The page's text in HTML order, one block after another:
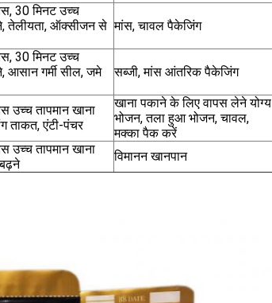
30 मिनट उच्च
तेलीयता, ऑक्सीजन से मांस, चावल पैकेजिंग
30 मिनट उच्च
आसान गर्मी सील, जमे
सब्जी, मांस आंतरिक पैकेजिंग
उच्च तापमान खाना
ताकत, एंटी-पंचर
खाना पकाने के लिए वापस लेने योग्य
भोजन, तला हुआ भोजन, चावल,
मक्का पैक करें
उच्च तापमान खाना
विमानन खानपान